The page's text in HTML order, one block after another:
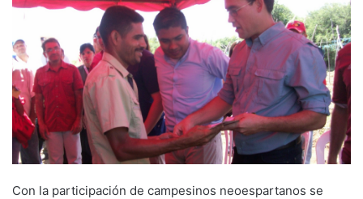
Con la participación de campesinos neoespartanos se